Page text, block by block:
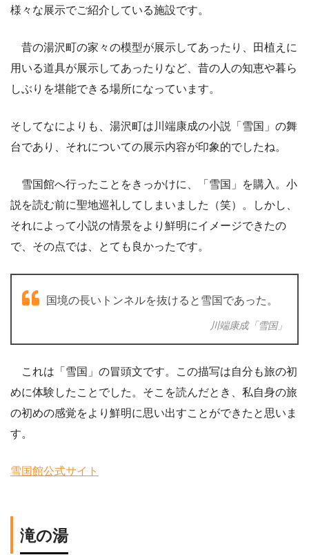
様々な展示でご紹介している施設です。
昔の湯沢町の家々の模型が展示してあったり、田植えに
用いる道具が展示してあったりなど、昔の人の知恵や暮ら
しぶりを堪能できる場所になっています。
そしてなによりも、湯沢町は川端康成の小説「雪国」の舞
台であり、それについての展示内容が印象的でしたね。
雪国館へ行ったことをきっかけに、「雪国」を購入。小
説を読む前に聖地巡礼してしまいました（笑）。しかし、
それによって小説の情景をより鮮明にイメージできたの
で、その点では、とても良かったです。
国境の長いトンネルを抜けると雪国であった。
川端康成「雪国」
これは「雪国」の冒頭文です。この描写は自分も旅の初
めに体験したことでした。そこを読んだとき、私自身の旅
の初めの感覚をより鮮明に思い出すことができたと思いま
す。
雪国館公式サイト
滝の湯